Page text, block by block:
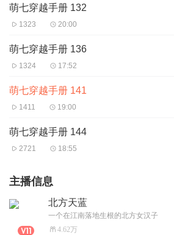
萌七穿越手册 132
1323 20:00
萌七穿越手册 136
1324 17:52
萌七穿越手册 141
1411 19:00
萌七穿越手册 144
2721 18:55
主播信息
北方天蓝
一个在江南落地生根的北方女汉子
4.62万